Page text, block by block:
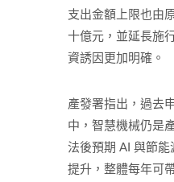
支出金額上限也由
十億元，並延長施
資誘因更加明確。
產發署指出，過去
中，智慧機械仍是
法後預期 AI 與節能
提升，整體每年可